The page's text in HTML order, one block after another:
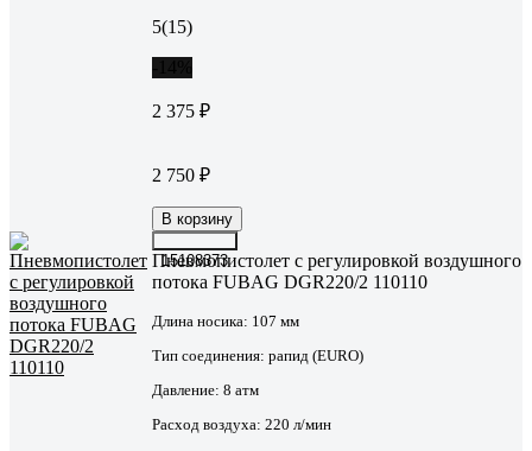
5(15)
2 375 ₽
2 750 ₽
В корзину
15108373
Пневмопистолет с регулировкой воздушного
потока FUBAG DGR220/2 110110
Длина носика: 107 мм
Тип соединения: рапид (EURO)
Давление: 8 атм
Расход воздуха: 220 л/мин